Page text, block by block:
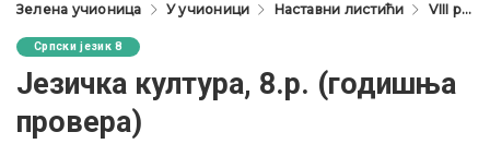
Зелена учионица У учионици Наставни листићи VIII разред
Српски језик 8
Језичка култура, 8.р. (годишња
провера)